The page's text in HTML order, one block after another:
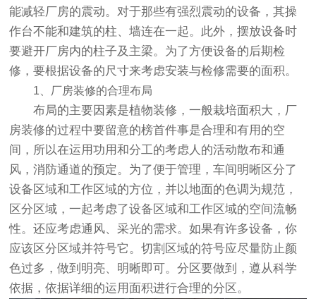
能减轻厂房的震动。对于那些有强烈震动的设备，其操
作台不能和建筑的柱、墙连在一起。此外，摆放设备时
要避开厂房内的柱子及主梁。为了方便设备的后期检
修，要根据设备的尺寸来考虑安装与检修需要的面积。
1、厂房装修的合理布局
布局的主要因素是植物装修，一般栽培面积大，厂
房装修的过程中要留意的榜首件事是合理和有用的空
间，所以在运用功用和分工的考虑人的活动散布和通
风，消防通道的预定。为了便于管理，车间明晰区分了
设备区域和工作区域的方位，并以地面的色调为规范，
区分区域，一起考虑了设备区域和工作区域的空间流畅
性。还应考虑通风、采光的需求。如果有许多设备，你
应该区分区域并符号它。切割区域的符号应尽量防止颜
色过多，做到明亮、明晰即可。分区要做到，遵从科学
依据，依据详细的运用面积进行合理的分区。